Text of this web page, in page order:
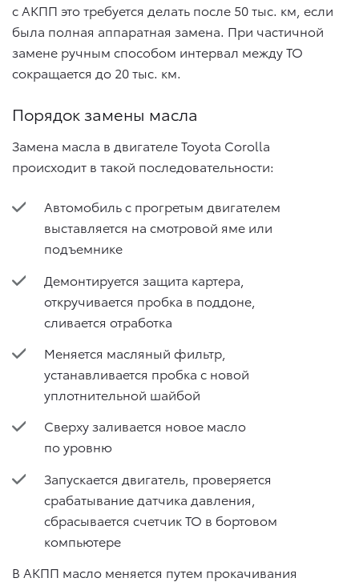
с АКПП это требуется делать после 50 тыс. км, если
была полная аппаратная замена. При частичной
замене ручным способом интервал между ТО
сокращается до 20 тыс. км.
Порядок замены масла
Замена масла в двигателе Toyota Corolla
происходит в такой последовательности:
Автомобиль с прогретым двигателем
выставляется на смотровой яме или
подъемнике
Демонтируется защита картера,
откручивается пробка в поддоне,
сливается отработка
Меняется масляный фильтр,
устанавливается пробка с новой
уплотнительной шайбой
Сверху заливается новое масло
по уровню
Запускается двигатель, проверяется
срабатывание датчика давления,
сбрасывается счетчик ТО в бортовом
компьютере
В АКПП масло меняется путем прокачивания